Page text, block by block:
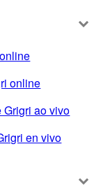
online
Grigri ao vivo
en vivo